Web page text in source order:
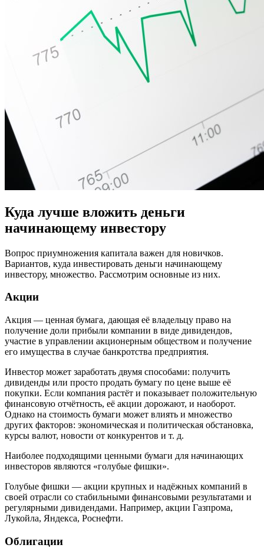
Куда лучше вложить деньги
начинающему инвестору
Вопрос приумножения капитала важен для новичков.
Вариантов, куда инвестировать деньги начинающему
инвестору, множество. Рассмотрим основные из них.
Акции
Акция — ценная бумага, дающая её владельцу право на
получение доли прибыли компании в виде дивидендов,
участие в управлении акционерным обществом и получение
его имущества в случае банкротства предприятия.
Инвестор может заработать двумя способами: получить
дивиденды или просто продать бумагу по цене выше её
покупки. Если компания растёт и показывает положительную
финансовую отчётность, её акции дорожают, и наоборот.
Однако на стоимость бумаги может влиять и множество
других факторов: экономическая и политическая обстановка,
курсы валют, новости от конкурентов и т. д.
Наиболее подходящими ценными бумаги для начинающих
инвесторов являются «голубые фишки».
Голубые фишки — акции крупных и надёжных компаний в
своей отрасли со стабильными финансовыми результатами и
регулярными дивидендами. Например, акции Газпрома,
Лукойла, Яндекса, Роснефти.
Облигации